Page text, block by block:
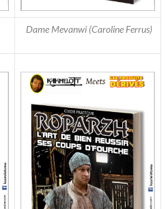
Dame Mevanwi (Caroline Ferrus)